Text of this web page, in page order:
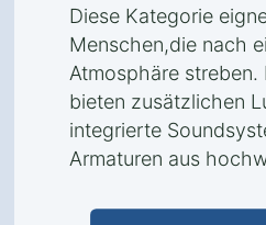
Diese Kategorie
Menschen,die nach
Atmosphäre streben.
bieten zusätzlichen
integrierte
Armaturen aus